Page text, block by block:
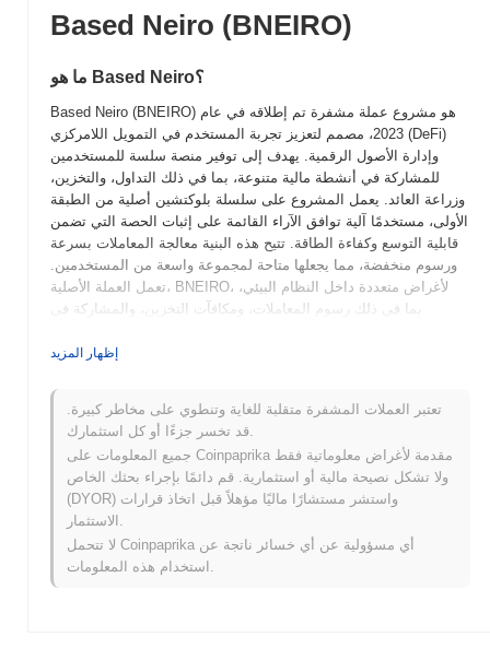
Based Neiro (BNEIRO)
ما هو Based Neiro؟
Based Neiro (BNEIRO) هو مشروع عملة مشفرة تم إطلاقه في عام
2023، مصمم لتعزيز تجربة المستخدم في التمويل اللامركزي (DeFi)
وإدارة الأصول الرقمية. يهدف إلى توفير منصة سلسة للمستخدمين
للمشاركة في أنشطة مالية متنوعة، بما في ذلك التداول، والتخزين،
وزراعة العائد. يعمل المشروع على سلسلة بلوكتشين أصلية من الطبقة
الأولى، مستخدمًا آلية توافق الآراء القائمة على إثبات الحصة التي تضمن
قابلية التوسع وكفاءة الطاقة. تتيح هذه البنية معالجة المعاملات بسرعة
ورسوم منخفضة، مما يجعلها متاحة لمجموعة واسعة من المستخدمين.
تعمل العملة الأصلية، BNEIRO، لأغراض متعددة داخل النظام البيئي،
بما في ذلك رسوم المعاملات، ومكافآت التخزين، والمشاركة في
Based Neiro تركيزه على واجهات المستخدم السهلة وميزات الأمان
بتحسين الوصول وسهولة الاستخدام يجعله خيارًا جذابًا لكل من
المستخدمين الجدد وذوي الخبرة في العملات المشفرة.
متى وكيف بدأ Based Neiro؟
نشأ Based Neiro في مارس 2023 عندما أصدرت الفريق المؤسس
ورقة بيضاء، توضح رؤية المشروع وإطاره الفني. أطلق المشروع شبكة
الاختبار الخاصة به في يونيو 2023، مما أتاح للمطورين والمستخدمين
الأوائل تجربة ميزاته ووظائفه. كانت هذه المرحلة حاسمة لجمع
الملاحظات وإجراء التعديلات اللازمة قبل إطلاق الشبكة الرئيسية. تم
إظهار المزيد
تعتبر العملات المشفرة متقلبة للغاية وتنطوي على مخاطر كبيرة.
قد تخسر جزءًا أو كل استثمارك.
جميع المعلومات على Coinpaprika مقدمة لأغراض معلوماتية فقط
ولا تشكل نصيحة مالية أو استثمارية. قم دائمًا بإجراء بحثك الخاص
(DYOR) واستشر مستشارًا ماليًا مؤهلاً قبل اتخاذ قرارات
لا تتحمل Coinpaprika أي مسؤولية عن أي خسائر ناتجة عن